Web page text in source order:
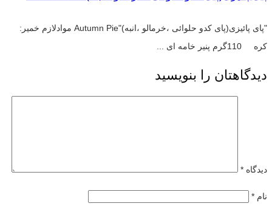
"پای پائیزی(پای کدو حلوائی ،خرمالو ،انبه)"Autumn Pie موادلازم خمیر:
کره 110گرم پنیر خامه ای ...
دیدگاهتان را بنویسید
دیدگاه *
نام *